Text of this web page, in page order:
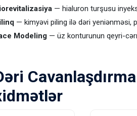
— hialuron turşusu
— kimyəvi piling ilə dəri yeniənməsi,
Modeling — üz konturunun qeyri-